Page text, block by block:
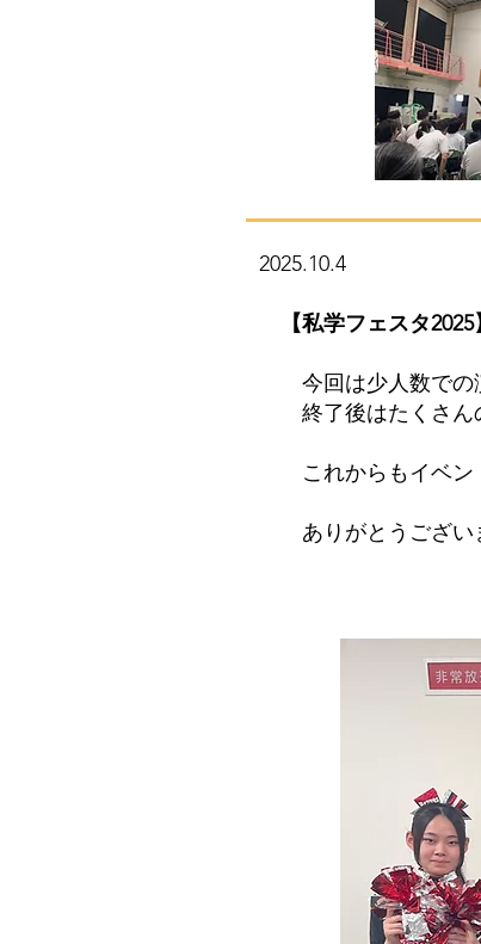
2025.10.4
【私学フ
今回は少人数での演
終了後はたくさんの
これからもイベント
ありがとうござい